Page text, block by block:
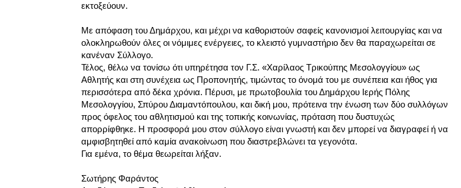
εκτοξεύουν.
Με απόφαση του Δημάρχου, και μέχρι να καθοριστούν σαφείς κανονισμοί λειτουργίας και να
ολοκληρωθούν όλες οι νόμιμες ενέργειες, το κλειστό γυμναστήριο δεν θα παραχωρείται σε
κανέναν Σύλλογο.
Τέλος, θέλω να τονίσω ότι υπηρέτησα τον Γ.Σ. «Χαρίλαος Τρικούπης Μεσολογγίου» ως
Αθλητής και στη συνέχεια ως Προπονητής, τιμώντας το όνομά του με συνέπεια και ήθος για
περισσότερα από δέκα χρόνια. Πέρυσι, με πρωτοβουλία του Δημάρχου Ιερής Πόλης
Μεσολογγίου, Σπύρου Διαμαντόπουλου, και δική μου, πρότεινα την ένωση των δύο συλλόγων
προς όφελος του αθλητισμού και της τοπικής κοινωνίας, πρόταση που δυστυχώς
απορρίφθηκε. Η προσφορά μου στον σύλλογο είναι γνωστή και δεν μπορεί να διαγραφεί ή να
αμφισβητηθεί από καμία ανακοίνωση που διαστρεβλώνει τα γεγονότα.
Για εμένα, το θέμα θεωρείται λήξαν.
Σωτήρης Φαράντος